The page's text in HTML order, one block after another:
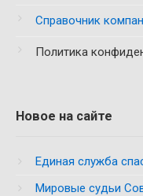
Справочник
Политика
Новое на сайте
Единая служба
Мировые судьи